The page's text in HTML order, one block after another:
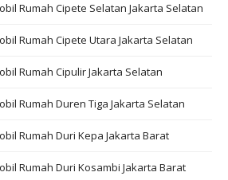
Rumah Cipete Selatan Jakarta Selatan
Rumah Cipete Utara Jakarta Selatan
Rumah Cipulir Jakarta Selatan
Rumah Duren Tiga Jakarta Selatan
Rumah Duri Kepa Jakarta Barat
Rumah Duri Kosambi Jakarta Barat